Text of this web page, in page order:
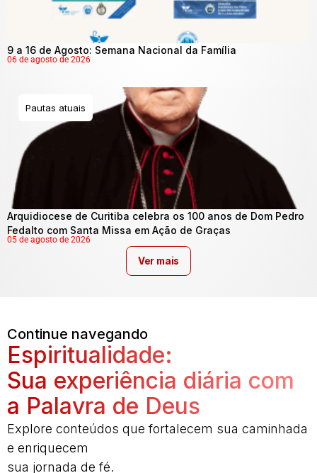
9 a 16 de Agosto: Semana Nacional da Família
06 de agosto de 2026
Pautas atuais
Arquidiocese de Curitiba celebra os 100 anos de Dom Pedro
Fedalto com Santa Missa em Ação de Graças
05 de agosto de 2026
Ver mais
Continue navegando
Espiritualidade:
Sua experiência diária com
a Palavra de Deus
Explore conteúdos que fortalecem sua caminhada
e enriquecem
sua jornada de fé.